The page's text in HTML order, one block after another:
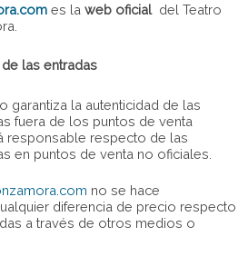
es la web oficial del Teatro
las entradas
garantiza la autenticidad de las
fuera de los puntos de venta
responsable respecto de las
en puntos de venta no oficiales.
no se hace
diferencia de precio respecto
a través de otros medios o